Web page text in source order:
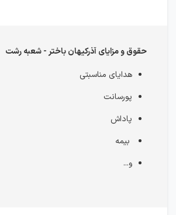
حقوق و مزایای آذرکیهان باختر - شعبه رشت
هدایای مناسبتی
پورسانت
پاداش
بیمه
و...